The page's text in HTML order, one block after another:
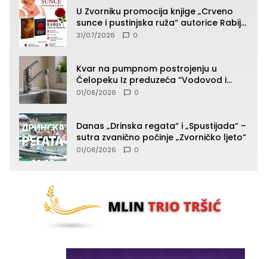
U Zvorniku promocija knjige „Crveno
sunce i pustinjska ruža“ autorice Rabije
Avdić-Hamidović
31/07/2026 0
Kvar na pumpnom postrojenju u
Čelopeku Iz preduzeća “Vodovod i
komunalije”
01/08/2026 0
Danas „Drinska regata“ i „Spustijada“ –
sutra zvanično počinje „Zvorničko ljeto“
01/08/2026 0